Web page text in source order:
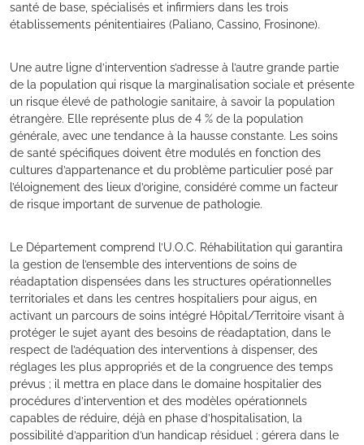
santé de base, spécialisés et infirmiers dans les trois
établissements pénitentiaires (Paliano, Cassino, Frosinone).
Une autre ligne d’intervention s’adresse à l’autre grande partie
de la population qui risque la marginalisation sociale et présente
un risque élevé de pathologie sanitaire, à savoir la population
étrangère. Elle représente plus de 4 % de la population
générale, avec une tendance à la hausse constante. Les soins
de santé spécifiques doivent être modulés en fonction des
cultures d’appartenance et du problème particulier posé par
l’éloignement des lieux d’origine, considéré comme un facteur
de risque important de survenue de pathologie.
Le Département comprend l’U.O.C. Réhabilitation qui garantira
la gestion de l’ensemble des interventions de soins de
réadaptation dispensées dans les structures opérationnelles
territoriales et dans les centres hospitaliers pour aigus, en
activant un parcours de soins intégré Hôpital/Territoire visant à
protéger le sujet ayant des besoins de réadaptation, dans le
respect de l’adéquation des interventions à dispenser, des
réglages les plus appropriés et de la congruence des temps
prévus ; il mettra en place dans le domaine hospitalier des
procédures d’intervention et des modèles opérationnels
capables de réduire, déjà en phase d’hospitalisation, la
possibilité d’apparition d’un handicap résiduel ; gérera dans le